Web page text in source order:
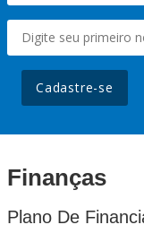
Cadastre-se
Finanças
Plano De